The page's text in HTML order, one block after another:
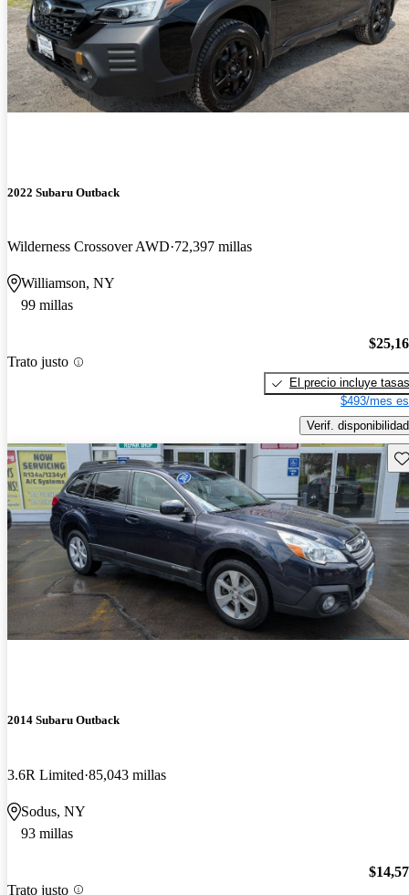
2022 Subaru Outback
Wilderness Crossover AWD 72,397 millas
Williamson, NY
99 millas
Trato justo
El precio incluye tasas
$493/mes
Verif. disponibilidad
2014 Subaru Outback
3.6R Limited 85,043 millas
Sodus, NY
93 millas
Trato justo